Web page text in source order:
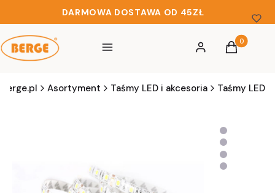
DARMOWA DOSTAWA OD 45ZŁ
Menu Zaloguj sięProdukty
Koszyk
berge.pl Asortyment Taśmy LED i akcesoria Taśmy LED